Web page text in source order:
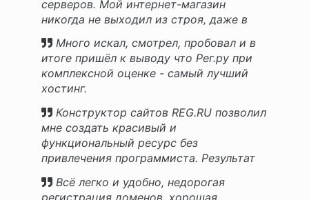
серверов. Мой интернет-магазин
никогда не выходил из строя, даже в
Много искал, смотрел, пробовал и в
итоге пришёл к выводу что Рег.ру при
комплексной оценке - самый лучший
хостинг.
Конструктор сайтов REG.RU позволил
мне создать красивый и
функциональный ресурс без
привлечения программиста. Результат
Всё легко и удобно, недорогая
регистрация доменов, хорошая